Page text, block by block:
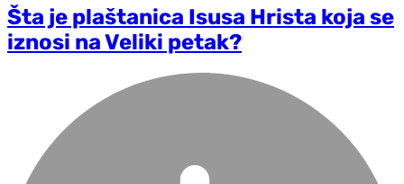
Šta je plaštanica Isusa Hrista koja se
iznosi na Veliki petak?